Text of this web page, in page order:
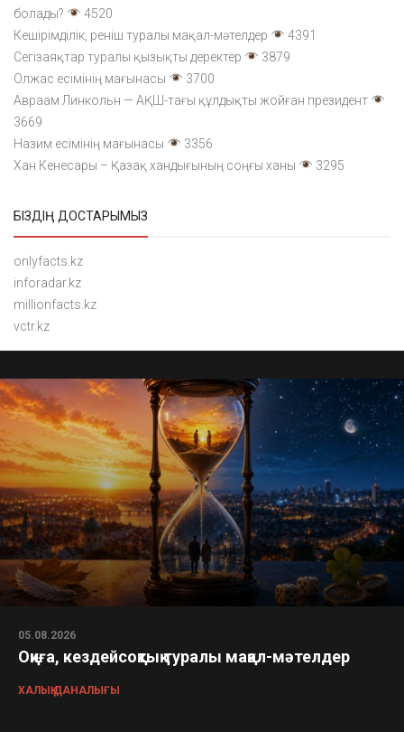
болады?
4520
Кешірімділік, реніш туралы мақал-мәтелдер
4391
Сегізаяқтар туралы қызықты деректер
3879
Олжас есімінің мағынасы
3700
Авраам Линкольн — АҚШ-тағы құлдықты жойған президент
3669
Назим есімінің мағынасы
3356
Хан Кенесары – Қазақ хандығының соңғы ханы
3295
БІЗДІҢ ДОСТАРЫМЫЗ
onlyfacts.kz
inforadar.kz
millionfacts.kz
vctr.kz
05.08.2026
Оқиға, кездейсоқтық туралы мақал-мәтелдер
ХАЛЫҚ ДАНАЛЫҒЫ